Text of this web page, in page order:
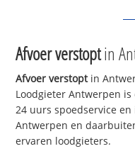
Afvoer verstoptin
Afvoer verstoptin
Loodgieter Antwerpen
24 uurs spoedservice
Antwerpen en
ervaren loodgieters.